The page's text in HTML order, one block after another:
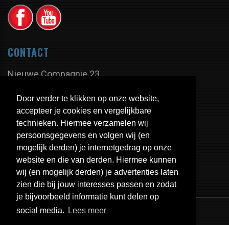
Door verder te klikken op onze website,
accepteer je cookies en vergelijkbare
technieken. Hiermee verzamelen wij
persoonsgegevens en volgen wij (en
mogelijk derden) je internetgedrag op onze
website en die van derden. Hiermee kunnen
wij (en mogelijk derden) je advertenties laten
zien die bij jouw interesses passen en zodat
je bijvoorbeeld informatie kunt delen op
social media.
Lees meer
CONTACT
Nieuwe Compagnie 23
Nederland
Tel:
+31 598 - 350 335
Fax:
+31 598 - 320 402
E-mail:
info@uitlaten.com